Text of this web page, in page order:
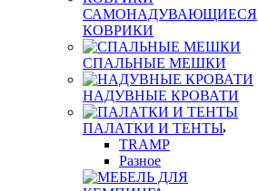
САМОНАДУВАЮЩИЕСЯ
КОВРИКИ
СПАЛЬНЫЕ МЕШКИ
НАДУВНЫЕ КРОВАТИ
ПАЛАТКИ И ТЕНТЫ
TRAMP
Разное